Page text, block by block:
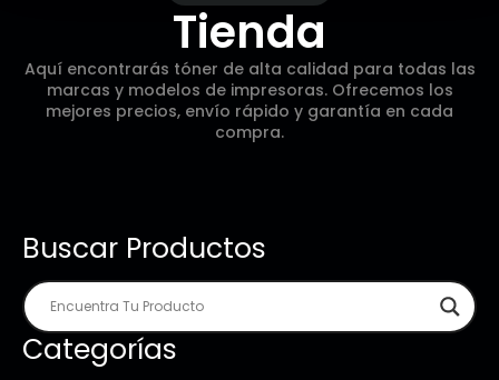
Tienda
Aquí encontrarás tóner de alta calidad para todas las
marcas y modelos de impresoras. Ofrecemos los
mejores precios, envío rápido y garantía en cada
compra.
Buscar Productos
Categorías